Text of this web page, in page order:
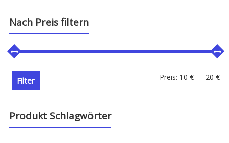
Nach Preis filtern
Filter Preis: 10 € — 20 €
Produkt Schlagwörter